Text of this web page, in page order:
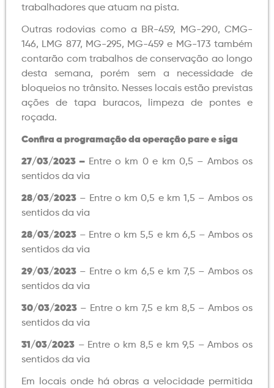
trabalhadores que atuam na pista.
Outras rodovias como a BR-459, MG-290, CMG-
146, LMG 877, MG-295, MG-459 e MG-173 também
contarão com trabalhos de conservação ao longo
desta semana, porém sem a necessidade de
bloqueios no trânsito. Nesses locais estão previstas
ações de tapa buracos, limpeza de pontes e
roçada.
Confira a programação da operação pare e siga
27/03/2023 – Entre o km 0 e km 0,5 – Ambos os
sentidos da via
28/03/2023 – Entre o km 0,5 e km 1,5 – Ambos os
sentidos da via
28/03/2023 – Entre o km 5,5 e km 6,5 – Ambos os
sentidos da via
29/03/2023 – Entre o km 6,5 e km 7,5 – Ambos os
sentidos da via
30/03/2023 – Entre o km 7,5 e km 8,5 – Ambos os
sentidos da via
31/03/2023 – Entre o km 8,5 e km 9,5 – Ambos os
sentidos da via
Em locais onde há obras a velocidade permitida